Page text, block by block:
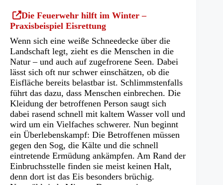
(Öffnet
in
einem
neuen
Tab)
Die Feuerwehr hilft im Winter –
Praxisbeispiel Eisrettung
Wenn sich eine weiße Schneedecke über die
Landschaft legt, zieht es die Menschen in die
Natur – und auch auf zugefrorene Seen. Dabei
lässt sich oft nur schwer einschätzen, ob die
Eisfläche bereits belastbar ist. Schlimmstenfalls
führt das dazu, dass Menschen einbrechen. Die
Kleidung der betroffenen Person saugt sich
dabei rasend schnell mit kaltem Wasser voll und
wird um ein Vielfaches schwerer. Nun beginnt
ein Überlebenskampf: Die Betroffenen müssen
gegen den Sog, die Kälte und die schnell
eintretende Ermüdung ankämpfen. Am Rand der
Einbruchsstelle finden sie meist keinen Halt,
denn dort ist das Eis besonders brüchig.